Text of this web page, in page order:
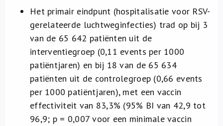
Het primair eindpunt (hospitalisatie voor RSV-
gerelateerde luchtweginfecties) trad op bij 3
van de 65 642 patiënten uit de
interventiegroep (0,11 events per 1000
patiëntjaren) en bij 18 van de 65 634
patiënten uit de controlegroep (0,66 events
per 1000 patiëntjaren), met een vaccin
effectiviteit van 83,3% (95% BI van 42,9 tot
96,9; p = 0,007 voor een minimale vaccin